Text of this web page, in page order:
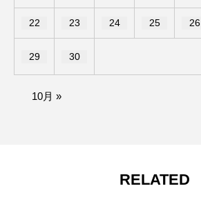
22 23 24 25 26
29 30
10月 »
RELATED